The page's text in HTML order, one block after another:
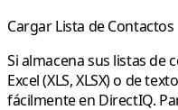
Cargar Lista de Contactos
Si almacena sus listas de
Excel (XLS, XLSX) o de
fácilmente en DirectIQ.